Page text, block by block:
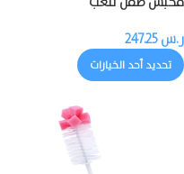
ر.س
تحديد أحد الخيارات